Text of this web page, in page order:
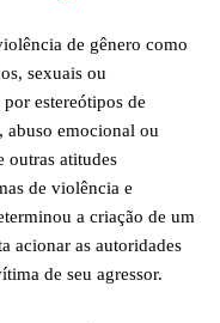
de gênero como
sexuais ou
estereótipos de
abuso emocional ou
outras atitudes
de violência e
a criação de um
acionar as autoridades
de seu agressor.